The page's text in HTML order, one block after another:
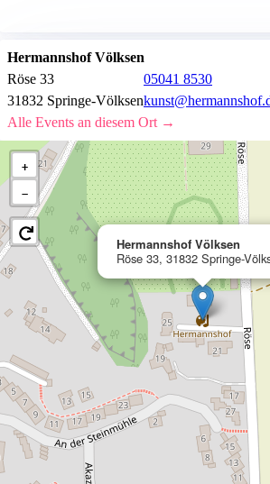
Hermannshof Völksen
Röse 33
31832 Springe-Völksen
05041 8530
Alle Events an diesem Ort →
Hermannshof Völksen
Röse 33, 31832 Springe-
+
−